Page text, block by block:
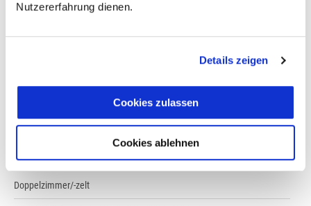
Nutzererfahrung dienen.
Details zeigen
Cookies zulassen
Cookies ablehnen
+49 (0)711 - 6583 80 80
Preisvorschau
Doppelzimmer/-zelt